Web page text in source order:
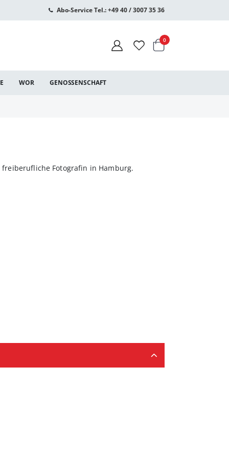
Abo-Service Tel.: +49 40 / 3007 35 36
Warenkorb
0Artikel
WOR GENOSSENSCHAFT
Fotografin in Hamburg.